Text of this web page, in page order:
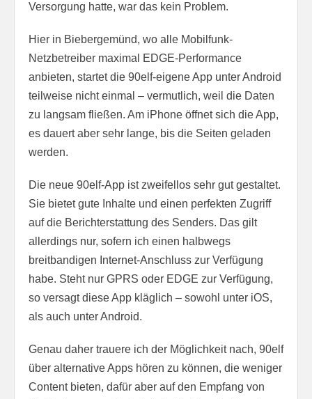
Versorgung hatte, war das kein Problem.
Hier in Biebergemünd, wo alle Mobilfunk-
Netzbetreiber maximal EDGE-Performance
anbieten, startet die 90elf-eigene App unter Android
teilweise nicht einmal – vermutlich, weil die Daten
zu langsam fließen. Am iPhone öffnet sich die App,
es dauert aber sehr lange, bis die Seiten geladen
werden.
Die neue 90elf-App ist zweifellos sehr gut gestaltet.
Sie bietet gute Inhalte und einen perfekten Zugriff
auf die Berichterstattung des Senders. Das gilt
allerdings nur, sofern ich einen halbwegs
breitbandigen Internet-Anschluss zur Verfügung
habe. Steht nur GPRS oder EDGE zur Verfügung,
so versagt diese App kläglich – sowohl unter iOS,
als auch unter Android.
Genau daher trauere ich der Möglichkeit nach, 90elf
über alternative Apps hören zu können, die weniger
Content bieten, dafür aber auf den Empfang von